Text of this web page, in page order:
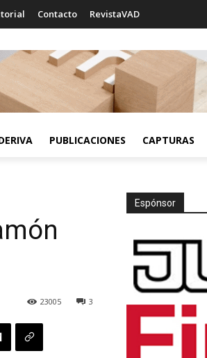
Contacto RevistaVAD
PUBLICACIONES CAPTURAS
3
23005
Espónsor